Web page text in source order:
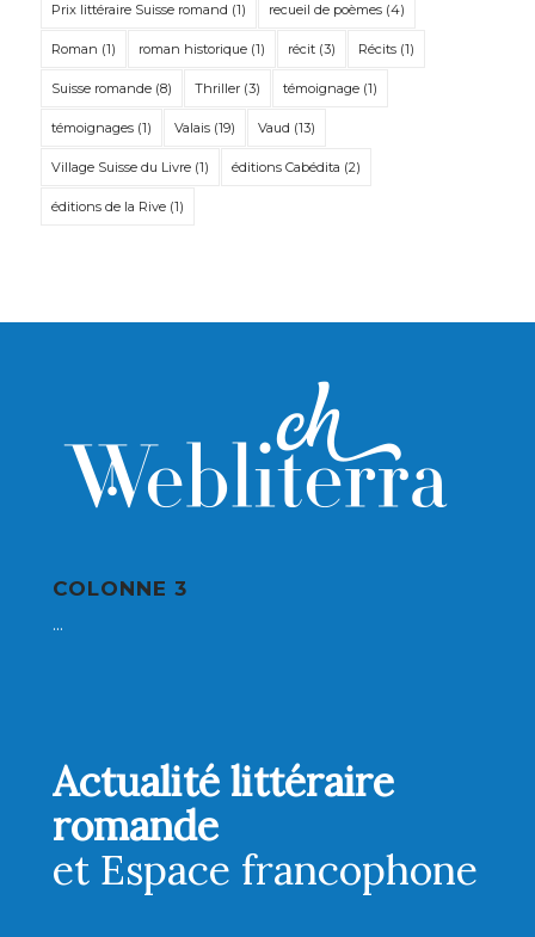
Prix littéraire Suisse romand (1) recueil de poèmes(4)
Roman (1) roman historique(1) récit(3) Récits(1)
Suisse romande(8) Thriller(3) témoignage(1)
témoignages(1) Valais(19) Vaud (13)
Village Suisse du Livre(1) éditions Cabédita (2)
éditions de la Rive(1)
COLONNE 3
...
Actualité littéraire
romande
et Espace francophone